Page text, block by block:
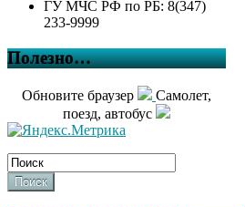
ГУ МЧС РФ по РБ: 8(347)
233-9999
Полезно…
Обновите браузер
Самолет,
поезд, автобус
Поиск